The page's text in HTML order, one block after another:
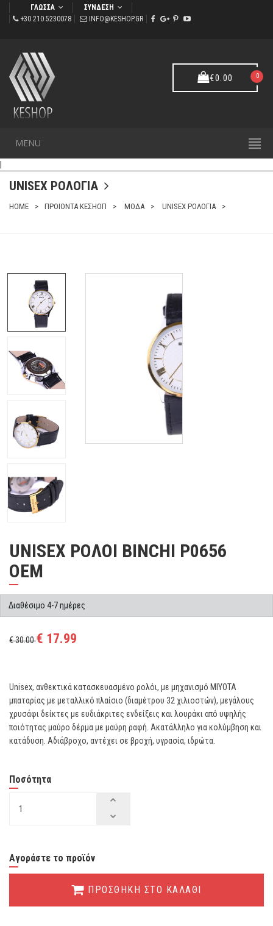
ΓΛΩΣΣΑ
ΣΥΝΔΕΣΗ
+30 210 5230078
INFO@KESHOP.GR
MENU
€0.00 0
UNISEX ΡΟΛΟΓΙΑ
HOME ΠΡΟΙΟΝΤΑ ΚΕΣΗΟΠ ΜΟΔΑ UNISEX ΡΟΛΟΓΙΑ
UNISEX ΡΟΛΟΙ BINCHI P0656
OEM
Διαθέσιμο 4-7 ημέρες
€ 30.00€ 17.99
Unisex, ανθεκτικά κατασκευασμένο ρολόι, με μηχανισμό MIYOTA
μπαταρίας με μεταλλικό πλαίσιο (διαμέτρου 32 χιλιοστών), μεγάλους
χρυσάφι δείκτες με ευδιάκριτες ενδείξεις και λουράκι από υψηλής
ποιότητας μαύρο δέρμα με μαύρη ραφή. Ακατάλληλο για κολύμβηση και
κατάδυση. Αδιάβροχο, αντέχει σε βροχή, υγρασία, ιδρώτα.
Ποσότητα
Αγοράστε το προϊόν
ΠΡΟΣΘΗΚΗ ΣΤΟ ΚΑΛΑΘΙ